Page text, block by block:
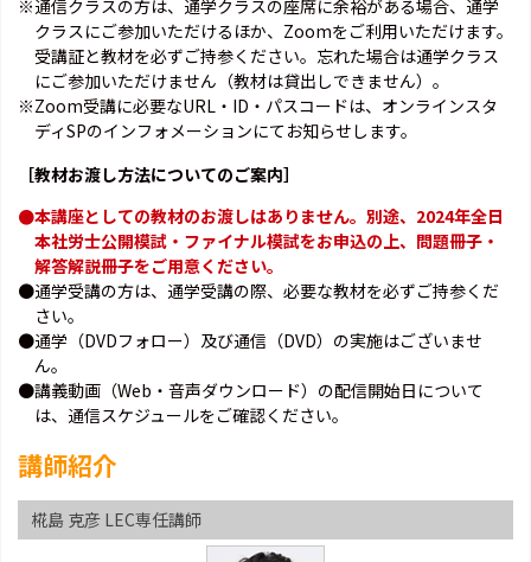
※通信クラスの方は、通学クラスの座席に余裕がある場合、通学
クラスにご参加いただけるほか、Zoomをご利用いただけます。
受講証と教材を必ずご持参ください。忘れた場合は通学クラス
にご参加いただけません（教材は貸出しできません）。
※Zoom受講に必要なURL・ID・パスコードは、オンラインスタ
ディSPのインフォメーションにてお知らせします。
［教材お渡し方法についてのご案内］
●本講座としての教材のお渡しはありません。別途、2024年全日
本社労士公開模試・ファイナル模試をお申込の上、問題冊子・
解答解説冊子をご用意ください。
●通学受講の方は、通学受講の際、必要な教材を必ずご持参くだ
さい。
●通学（DVDフォロー）及び通信（DVD）の実施はございませ
ん。
●講義動画（Web・音声ダウンロード）の配信開始日について
は、通信スケジュールをご確認ください。
講師紹介
椛島 克彦 LEC専任講師